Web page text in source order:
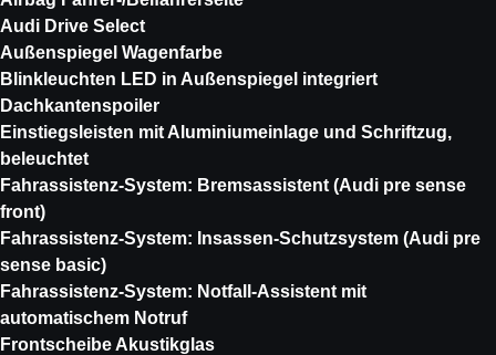
Audi Drive Select
Außenspiegel Wagenfarbe
Blinkleuchten LED in Außenspiegel integriert
Dachkantenspoiler
Einstiegsleisten mit Aluminiumeinlage und Schriftzug,
beleuchtet
Fahrassistenz-System: Bremsassistent (Audi pre sense
front)
Fahrassistenz-System: Insassen-Schutzsystem (Audi pre
sense basic)
Fahrassistenz-System: Notfall-Assistent mit
automatischem Notruf
Frontscheibe Akustikglas